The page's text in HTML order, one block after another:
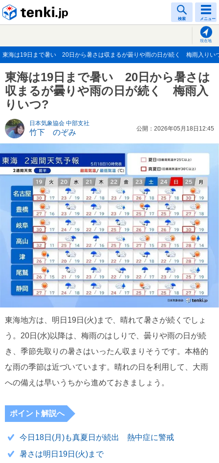
検索 メニュー
現在地
東海は19日まで暑い 20日から暑さは収まるが曇りや雨の日が続く 梅雨入りい
東海は19日まで暑い 20日から暑さは
収まるが曇りや雨の日が続く 梅雨入
りいつ?
日本気象協会 中部支社
竹下 のぞみ 公開：2026年05月18日12:45
東海地方は、明日19日(火)まで、晴れて暑さが続くでしょ
う。20日(水)以降は、梅雨のはしりで、曇りや雨の日が続
き、季節先取りの暑さはいったん収まりそうです。本格的
な雨の季節は近づいています。晴れの日を利用して、大雨
への備えは早いうちから進めておきましょう。
ポイント解説へ
今日18日(月)も真夏日が続出 熱中症に警戒
暑さは明日19日(火)まで